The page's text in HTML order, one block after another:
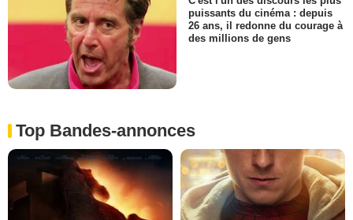
puissants du cinéma : depuis
26 ans, il redonne du courage à
des millions de gens
Top Bandes-annonces